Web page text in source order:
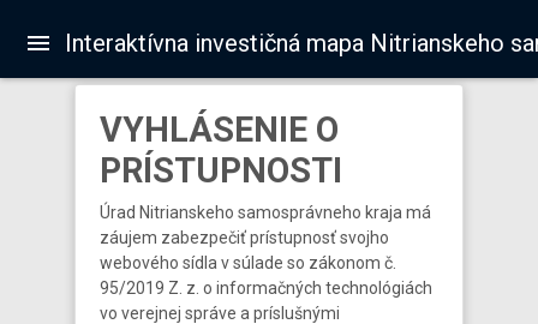
Interaktívna investičná mapa Nitrianskeho
VYHLÁSENIE O
PRÍSTUPNOSTI
Úrad Nitrianskeho samosprávneho kraja má
záujem zabezpečiť prístupnosť svojho
webového sídla v súlade so zákonom č.
95/2019 Z. z. o informačných technológiách
vo verejnej správe a príslušnými